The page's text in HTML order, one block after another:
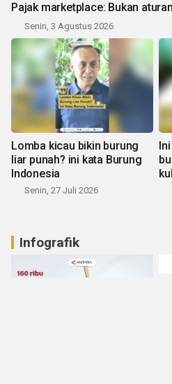
Pajak marketplace: Bukan
Senin, 3 Agustus 2026
Lomba kicau bikin burung
liar punah? ini kata Burung
Indonesia
Senin, 27 Juli 2026
Infografik